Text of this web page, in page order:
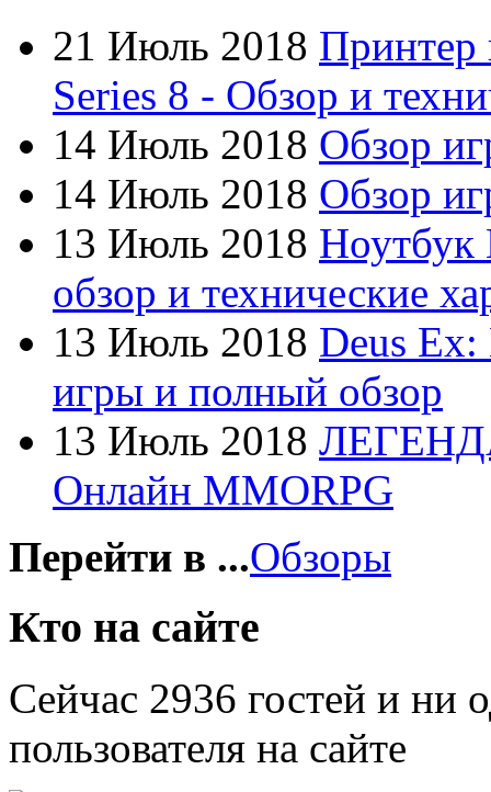
Dell
Dex(3)
Everest
Firtech
Flyper
Foxconn
Fujitsu
G-cube
Gelezka
Gembird
Gemix
Gigabyte
Globex(4)
Goclever(8)
21 Июль 2018 Принтер
Series 8 - Обзор и
14 Июль 2018 Обзор
14 Июль 2018 Обзор
13 Июль 2018 Ноутбук
обзор и технические
13 Июль 2018 Deus
игры и полный обзор
13 Июль 2018
Онлайн MMORPG
Перейти в ...Обзоры
Кто на сайте
Сейчас 2936 гостей и ни
пользователя на сайте